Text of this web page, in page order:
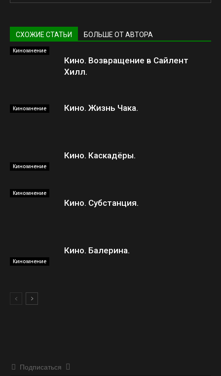
СХОЖИЕ СТАТЬИ БОЛЬШЕ ОТ АВТОРА
Киномнение
Кино. Возвращение в Сайлент
Хилл.
Киномнение Кино. Жизнь Чака.
Киномнение
Кино. Каскадёры.
Киномнение
Кино. Субстанция.
Киномнение
Кино. Балерина.
Подписаться